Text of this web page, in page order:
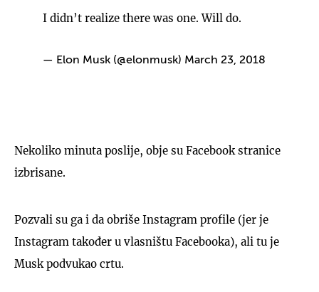
I didn’t realize there was one. Will do.
— Elon Musk (@elonmusk) March 23, 2018
Nekoliko minuta poslije, obje su Facebook stranice
izbrisane.
Pozvali su ga i da obriše Instagram profile (jer je
Instagram također u vlasništu Facebooka), ali tu je
Musk podvukao crtu.